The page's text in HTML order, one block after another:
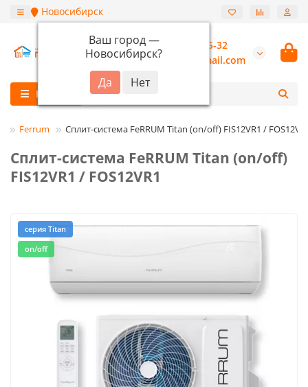
Новосибирск
Ваш город —
Новосибирск?
+7 (913) 987-55-32
burannsk@gmail.com
Каталог
Ferrum Сплит-система FeRRUM Titan (on/off) FIS12VR1 /
Сплит-система FeRRUM Titan (on/off)
FIS12VR1 / FOS12VR1
серия Titan
on/off